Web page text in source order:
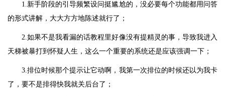
1.新手阶段的引导频繁设问挺尴尬的，没必要每个功能都用问答
的形式讲解，大大方方地陈述就行了；
2.如果不是我看漏的话教程里好像没有提精灵的事，导致我进入
天梯被暴打到怀疑人生，这么一个重要的系统还是应该强调一下；
3.排位时候那个提示让它动啊，我第一次排位的时候还以为我卡
了，要不是排得快我就关后台了；